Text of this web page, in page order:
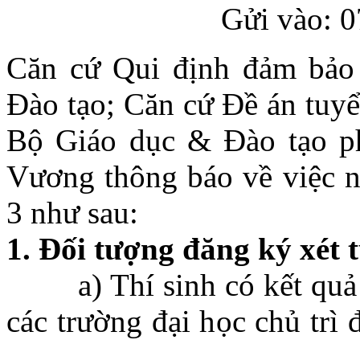
Gửi vào:
Căn cứ Qui định đảm
Đào tạo; Căn cứ Đề án
Bộ Giáo dục & Đào tạo
Vương thông báo về việc
3 như sau:
1. Đối tượng đăng ký xét
a) Thí sinh có kết quả
các trường đại học chủ trì